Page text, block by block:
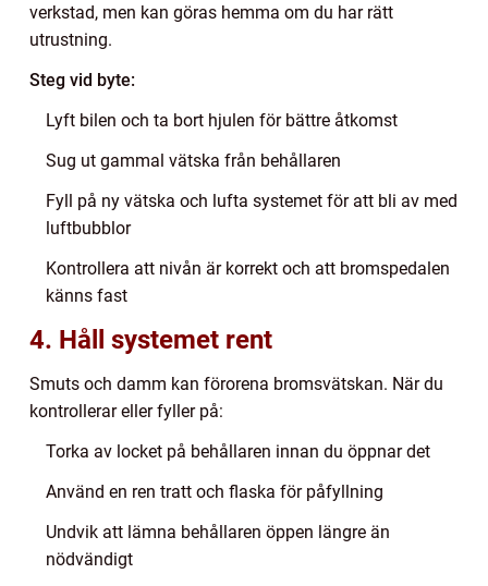
verkstad, men kan göras hemma om du har rätt
utrustning.
Steg vid byte:
Lyft bilen och ta bort hjulen för bättre åtkomst
Sug ut gammal vätska från behållaren
Fyll på ny vätska och lufta systemet för att bli av med
luftbubblor
Kontrollera att nivån är korrekt och att bromspedalen
känns fast
4. Håll systemet rent
Smuts och damm kan förorena bromsvätskan. När du
kontrollerar eller fyller på:
Torka av locket på behållaren innan du öppnar det
Använd en ren tratt och flaska för påfyllning
Undvik att lämna behållaren öppen längre än
nödvändigt